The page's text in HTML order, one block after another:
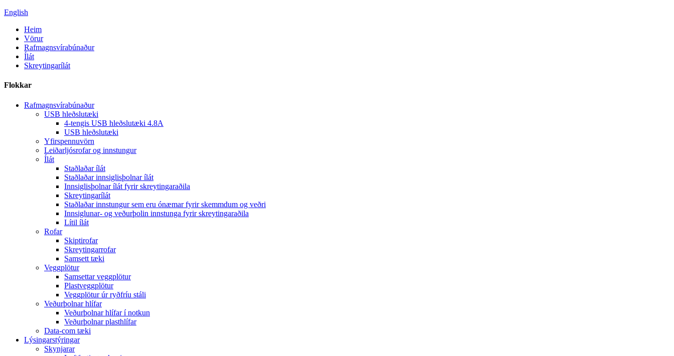
English
Heim
Vörur
Rafmagnsvírabúnaður
Ílát
Skreytingarílát
Flokkar
Rafmagnsvírabúnaður
USB hleðslutæki
4-tengis USB hleðslutæki 4.8A
USB hleðslutæki
Yfirspennuvörn
Leiðarljósrofar og innstungur
Ílát
Staðlaðar ílát
Staðlaðar innsiglisþolnar ílát
Innsiglisþolnar ílát fyrir skreytingaraðila
Skreytingarílát
Staðlaðar innstungur sem eru ónæmar fyrir skemmdum og veðri
Innsiglunar- og veðurþolin innstunga fyrir skreytingaraðila
Lítil ílát
Rofar
Skiptirofar
Skreytingarrofar
Samsett tæki
Veggplötur
Samsettar veggplötur
Plastveggplötur
Veggplötur úr ryðfríu stáli
Veðurþolnar hlífar
Veðurþolnar hlífar í notkun
Veðurþolnar plasthlífar
Data-com tæki
Lýsingarstýringar
Skynjarar